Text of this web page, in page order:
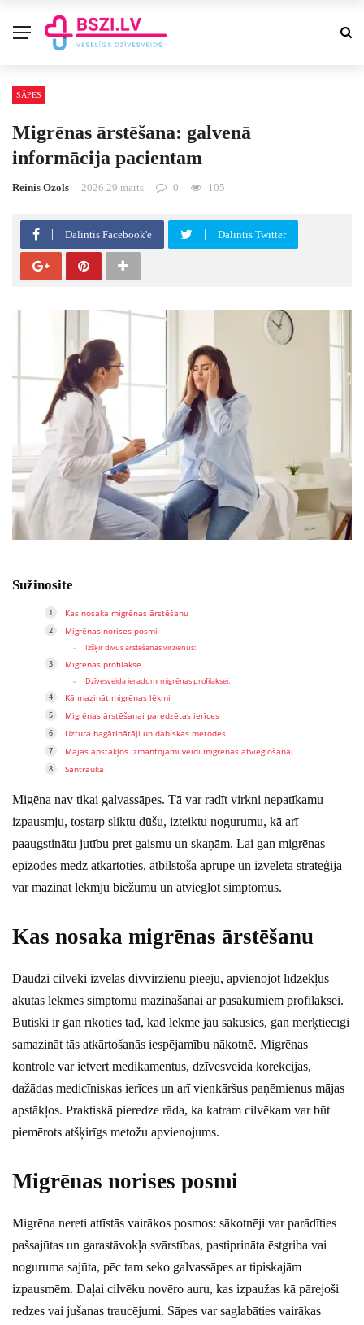
SĀPES
Migrēnas ārstēšana: galvenā
informācija pacientam
Reinis Ozols 2026 29 marts 0 105
Dalintis Facebook'e Dalintis Twitter
Sužinosite
Kas nosaka migrēnas ārstēšanu
Migrēnas norises posmi
Izšķir divus ārstēšanas virzienus:
Migrēnas profilakse
Dzīvesveida ieradumi migrēnas profilaksei:
Kā mazināt migrēnas lēkmi
Migrēnas ārstēšanai paredzētas ierīces
Uztura bagātinātāji un dabiskas metodes
Mājas apstākļos izmantojami veidi migrēnas atvieglošanai
Santrauka
Migēna nav tikai galvassāpes. Tā var radīt virkni nepatīkamu
izpausmju, tostarp sliktu dūšu, izteiktu nogurumu, kā arī
paaugstinātu jutību pret gaismu un skaņām. Lai gan migrēnas
epizodes mēdz atkārtoties, atbilstoša aprūpe un izvēlēta stratēģija
var mazināt lēkmju biežumu un atvieglot simptomus.
Kas nosaka migrēnas ārstēšanu
Daudzi cilvēki izvēlas divvirzienu pieeju, apvienojot līdzekļus
akūtas lēkmes simptomu mazināšanai ar pasākumiem profilaksei.
Būtiski ir gan rīkoties tad, kad lēkme jau sākusies, gan mērķtiecīgi
samazināt tās atkārtošanās iespējamību nākotnē. Migrēnas
kontrole var ietvert medikamentus, dzīvesveida korekcijas,
dažādas medicīniskas ierīces un arī vienkāršus paņēmienus mājas
apstākļos. Praktiskā pieredze rāda, ka katram cilvēkam var būt
piemērots atšķirīgs metožu apvienojums.
Migrēnas norises posmi
Migrēna nereti attīstās vairākos posmos: sākotnēji var parādīties
pašsajūtas un garastāvokļa svārstības, pastiprināta ēstgriba vai
noguruma sajūta, pēc tam seko galvassāpes ar tipiskajām
izpausmēm. Daļai cilvēku novēro auru, kas izpaužas kā pārejoši
redzes vai jušanas traucējumi. Sāpes var saglabāties vairākas